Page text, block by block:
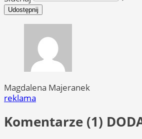
Udostępnij
Magdalena Majeranek
reklama
Komentarze (1)